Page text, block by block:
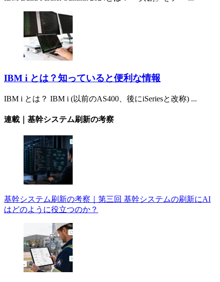
IBM i とは？知っていると便利な情報
IBM i とは？ IBM i (以前のAS400、後にiSeriesと改称) ...
連載｜基幹システム刷新の考察
基幹システム刷新の考察｜第三回 基幹システムの刷新にAI
はどのように役立つのか？